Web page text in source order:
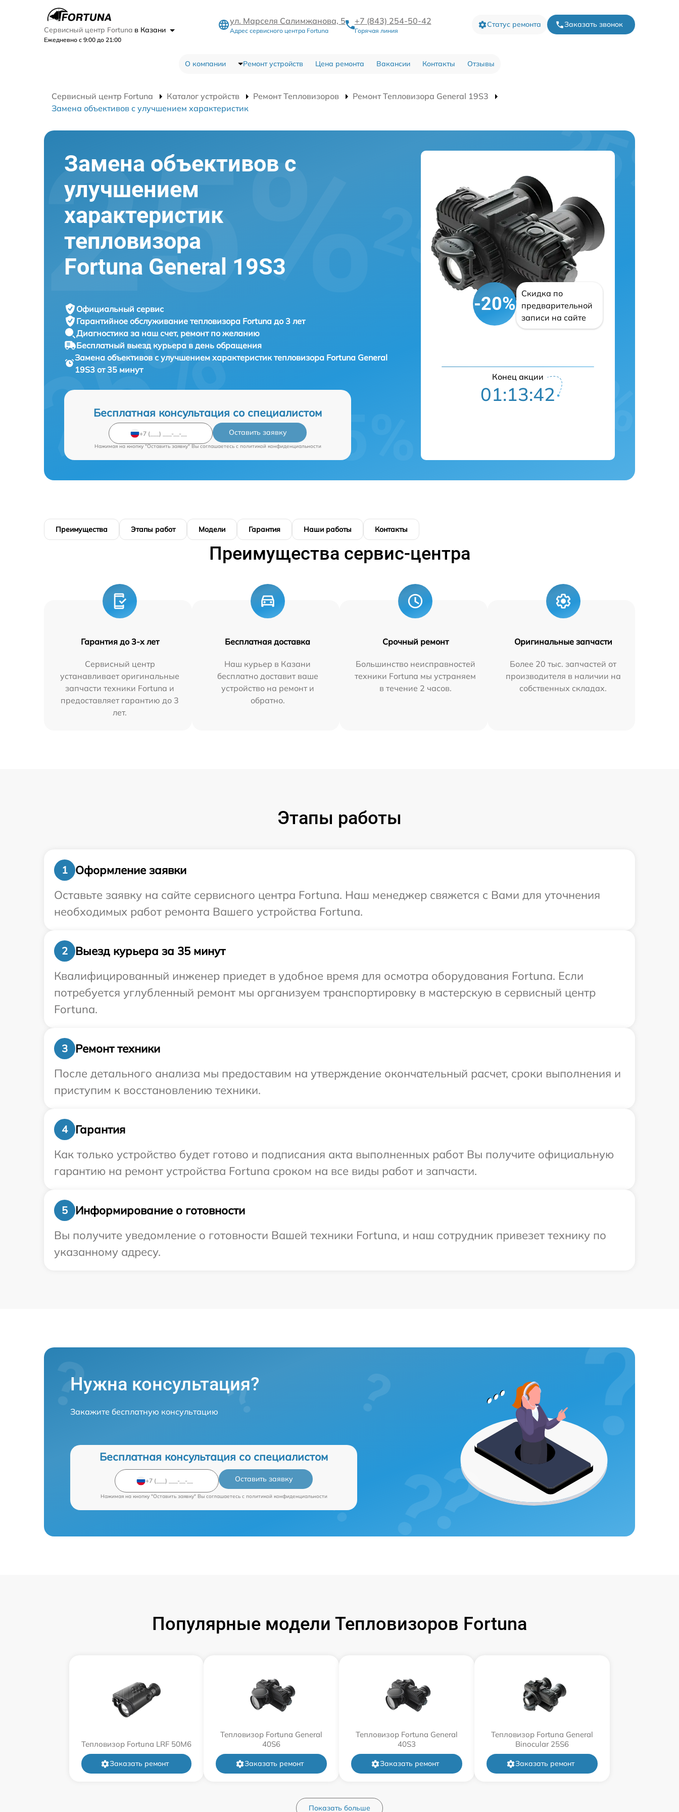
Сервисный центр Fortuna в Казани
Ежедневно с 9:00 до 21:00
ул. Марселя Салимжанова, 5
Адрес сервисного центра Fortuna
+7 (843) 254-50-42
Горячая линия
Статус ремонта Заказать звонок
О компании Ремонт устройств Цена ремонта Вакансии Контакты Отзывы
Сервисный центр Fortuna Каталог устройств Ремонт Тепловизоров
Ремонт Тепловизора General 19S3
Замена объективов с улучшением характеристик
Замена объективов с
улучшением
характеристик
тепловизора
Fortuna General 19S3
Официальный сервис
Гарантийное обслуживание тепловизора Fortuna до 3 лет
Диагностика за наш счет, ремонт по желанию
Бесплатный выезд курьера в день обращения
Замена объективов с улучшением характеристик тепловизора Fortuna General
19S3 от 35 минут
Бесплатная консультация со специалистом
Оставить заявку
Нажимая на кнопку "Оставить заявку" Вы соглашаетесь c политикой конфиденциальности
-20%
Скидка по
предварительной
записи на сайте
Конец акции
01:13:42
Преимущества Этапы работ Модели Гарантия Наши работы Контакты
Преимущества сервис-центра
Гарантия до 3-х лет
Сервисный центр
устанавливает оригинальные
запчасти техники Fortuna и
предоставляет гарантию до 3
лет.
Бесплатная доставка
Наш курьер в Казани
бесплатно доставит ваше
устройство на ремонт и
обратно.
Срочный ремонт
Большинство неисправностей
техники Fortuna мы устраняем
в течение 2 часов.
Оригинальные запчасти
Более 20 тыс. запчастей от
производителя в наличии на
собственных складах.
Этапы работы
1
Оформление заявки
Оставьте заявку на сайте сервисного центра Fortuna. Наш менеджер свяжется с Вами для уточнения
необходимых работ ремонта Вашего устройства Fortuna.
2
Выезд курьера за 35 минут
Квалифицированный инженер приедет в удобное время для осмотра оборудования Fortuna. Если
потребуется углубленный ремонт мы организуем транспортировку в мастерскую в сервисный центр
Fortuna.
3
Ремонт техники
После детального анализа мы предоставим на утверждение окончательный расчет, сроки выполнения и
приступим к восстановлению техники.
4
Гарантия
Как только устройство будет готово и подписания акта выполненных работ Вы получите официальную
гарантию на ремонт устройства Fortuna сроком на все виды работ и запчасти.
5
Информирование о готовности
Вы получите уведомление о готовности Вашей техники Fortuna, и наш сотрудник привезет технику по
указанному адресу.
Нужна консультация?
Закажите бесплатную консультацию
Бесплатная консультация со специалистом
Оставить заявку
Нажимая на кнопку "Оставить заявку" Вы соглашаетесь c политикой конфиденциальности
Популярные модели Тепловизоров Fortuna
Тепловизор Fortuna LRF 50M6
Заказать ремонт
Тепловизор Fortuna General
40S6
Заказать ремонт
Тепловизор Fortuna General
40S3
Заказать ремонт
Тепловизор Fortuna General
Binocular 25S6
Заказать ремонт
Показать больше